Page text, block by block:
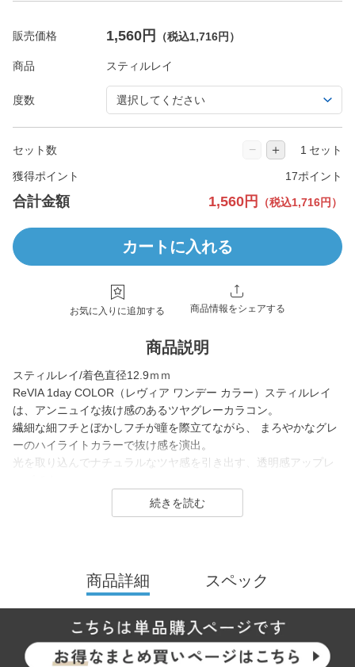
販売価格 1,560円 （税込1,716円）
商品
度数
セット数 − ＋ セット
獲得ポイント 17ポイント
合計金額 1,560円 （税込1,716円）
カートに入れる
お気に入りに追加する 商品情報をシェアする
商品説明
スティルレイ/着色直径12.9ｍｍ
ReVIA 1day COLOR（レヴィア ワンデー カラー）スティルレイ
は、アンニュイな抜け感のあるツヤグレーカラコン。
繊細な細フチとぼかしフチが瞳を際立てながら、 まろやかなグレ
ーのハイライトカラーで抜け感を演出。
光を取り込んでナチュラルなツヤ感を引き出す、透明感アップレ
ReVIA は2016年に誕生した、「洗練」と「幅広い年齢層に愛され
／Blue Light Barrier（ブルーライトバリア）／TORIC（トーリッ
コンタクトレンズには、“大人美的サイズ”の、大きすぎず小さすぎ
ない絶妙なレンズサイズを採用することでナチュラルでありなが
らも印象的な瞳を演出します。
商品詳細 スペック